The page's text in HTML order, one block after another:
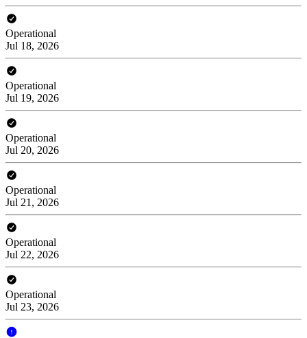
Operational
Jul 18, 2026
Operational
Jul 19, 2026
Operational
Jul 20, 2026
Operational
Jul 21, 2026
Operational
Jul 22, 2026
Operational
Jul 23, 2026